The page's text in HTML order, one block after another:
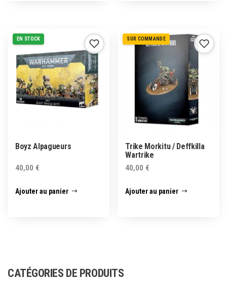
EN STOCK
Boyz Alpagueurs
40,00 €
Ajouter au panier
SUR COMMANDE
Trike Morkitu / Deffkilla
Wartrike
40,00 €
Ajouter au panier
CATÉGORIES DE PRODUITS